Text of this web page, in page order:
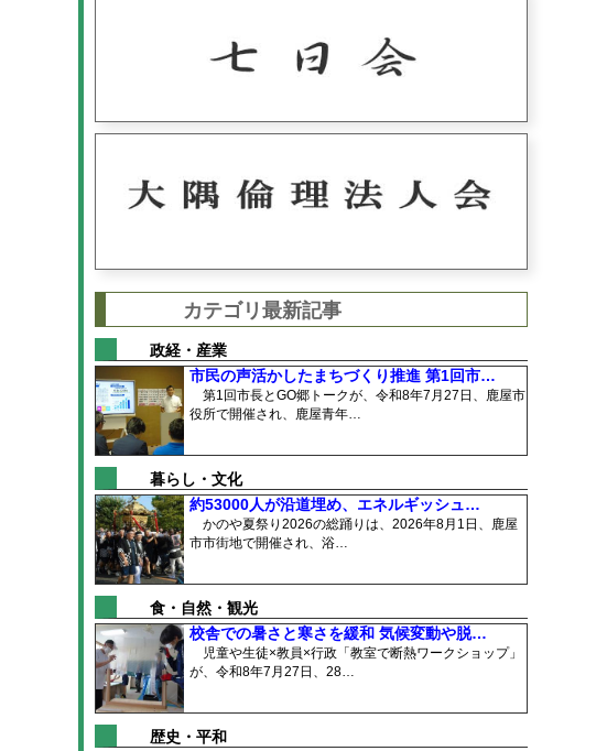
カテゴリ最新記事
政経・産業
市民の声活かしたまちづくり推進 第1回市…
第1回市長とGO郷トークが、令和8年7月27日、鹿屋市
役所で開催され、鹿屋青年…
暮らし・文化
約53000人が沿道埋め、エネルギッシュ…
かのや夏祭り2026の総踊りは、2026年8月1日、鹿屋
市市街地で開催され、浴…
食・自然・観光
校舎での暑さと寒さを緩和 気候変動や脱…
児童や生徒×教員×行政「教室で断熱ワークショップ」
が、令和8年7月27日、28…
歴史・平和